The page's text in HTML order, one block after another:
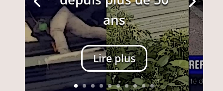
ans
Lire plus